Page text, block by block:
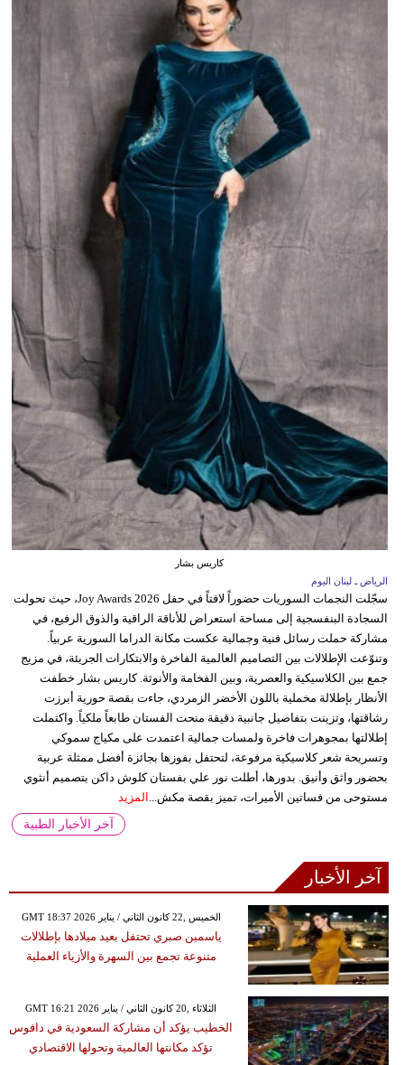
كاريس بشار
الرياض ـ لبنان اليوم
سجّلت النجمات السوريات حضوراً لافتاً في حفل Joy Awards 2026، حيث تحولت
السجادة البنفسجية إلى مساحة استعراض للأناقة الراقية والذوق الرفيع، في
مشاركة حملت رسائل فنية وجمالية عكست مكانة الدراما السورية عربياً.
وتنوّعت الإطلالات بين التصاميم العالمية الفاخرة والابتكارات الجريئة، في مزيج
جمع بين الكلاسيكية والعصرية، وبين الفخامة والأنوثة. كاريس بشار خطفت
الأنظار بإطلالة مخملية باللون الأخضر الزمردي، جاءت بقصة حورية أبرزت
رشاقتها، وتزينت بتفاصيل جانبية دقيقة منحت الفستان طابعاً ملكياً. واكتملت
إطلالتها بمجوهرات فاخرة ولمسات جمالية اعتمدت على مكياج سموكي
وتسريحة شعر كلاسيكية مرفوعة، لتحتفل بفوزها بجائزة أفضل ممثلة عربية
بحضور واثق وأنيق. بدورها، أطلت نور علي بفستان كلوش داكن بتصميم أنثوي
مستوحى من فساتين الأميرات، تميز بقصة مكش...
المزيد
آخر الأخبار الطبية
آخر الأخبار
GMT 18:37 2026 الخميس ,22 كانون الثاني / يناير
ياسمين صبري تحتفل بعيد ميلادها بإطلالات
متنوعة تجمع بين السهرة والأزياء العملية
GMT 16:21 2026 الثلاثاء ,20 كانون الثاني / يناير
الخطيب يؤكد أن مشاركة السعودية في دافوس
تؤكد مكانتها العالمية وتحولها الاقتصادي